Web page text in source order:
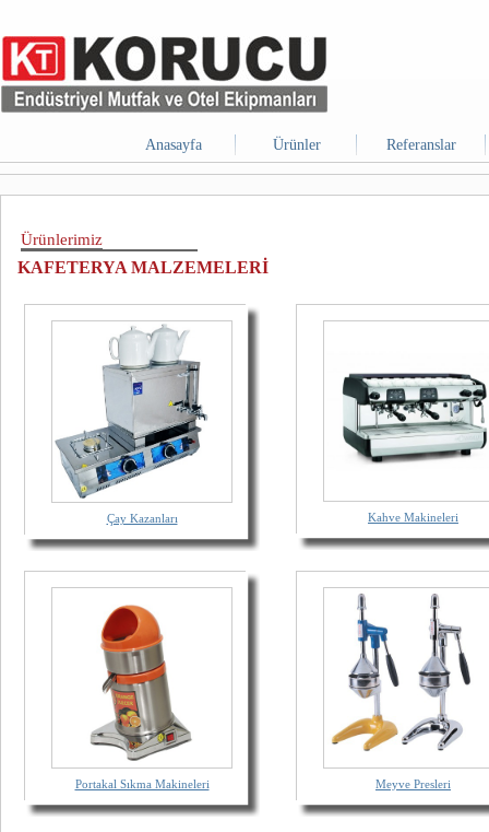
Anasayfa Ürünler Referanslar
Ürünlerimiz
KAFETERYA MALZEMELERİ
Çay Kazanları Kahve Makineleri
Portakal Sıkma Makineleri Meyve Presleri